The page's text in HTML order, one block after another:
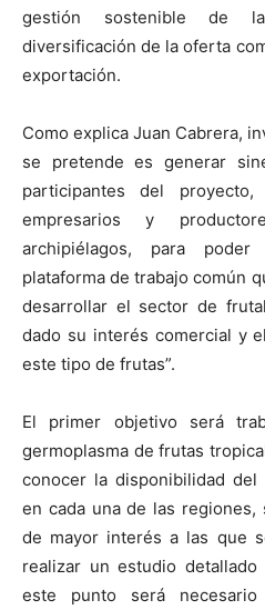
gestión sostenible de
diversificación de la oferta
exportación.
Como explica Juan Cabrera,
se pretende es generar
participantes del proyecto,
empresarios y
archipiélagos, para
plataforma de trabajo común
desarrollar el sector de
dado su interés comercial y
este tipo de frutas”.
El primer objetivo será
germoplasma de frutas
conocer la disponibilidad
en cada una de las regiones,
de mayor interés a las que
realizar un estudio
este punto será